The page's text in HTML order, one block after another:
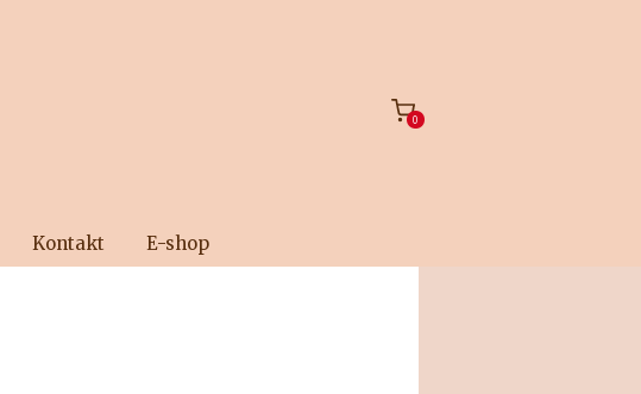
0
Kontakt E-shop